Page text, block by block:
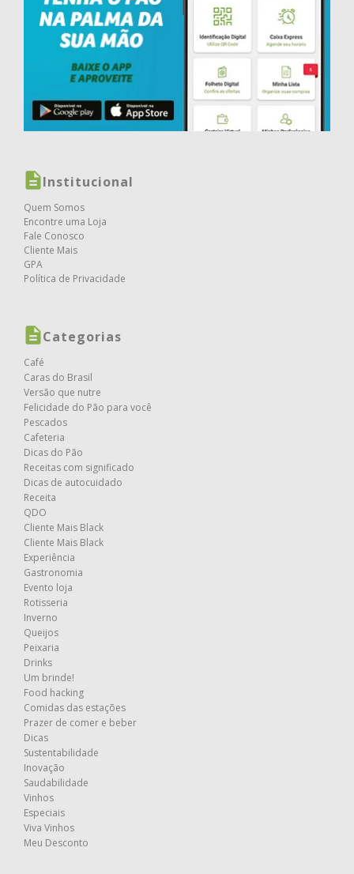
Institucional
Quem Somos
Encontre uma Loja
Fale Conosco
Cliente Mais
GPA
Política de Privacidade
Categorias
Café
Caras do Brasil
Versão que nutre
Felicidade do Pão para você
Pescados
Cafeteria
Dicas do Pão
Receitas com significado
Dicas de autocuidado
Receita
QDO
Cliente Mais Black
Cliente Mais Black
Experiência
Gastronomia
Evento loja
Rotisseria
Inverno
Queijos
Peixaria
Drinks
Um brinde!
Food hacking
Comidas das estações
Prazer de comer e beber
Dicas
Sustentabilidade
Inovação
Saudabilidade
Vinhos
Especiais
Viva Vinhos
Meu Desconto